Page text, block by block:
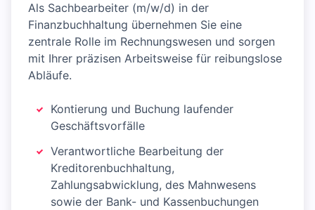
Als Sachbearbeiter (m/w/d) in der
Finanzbuchhaltung übernehmen Sie eine
zentrale Rolle im Rechnungswesen und sorgen
mit Ihrer präzisen Arbeitsweise für reibungslose
Abläufe.
Kontierung und Buchung laufender
Geschäftsvorfälle
Verantwortliche Bearbeitung der
Kreditorenbuchhaltung,
Zahlungsabwicklung, des Mahnwesens
sowie der Bank- und Kassenbuchungen